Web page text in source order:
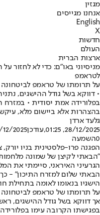
מגזין
אנחנו מגייסים
English
X
חדשות
העולם
ארצות הברית
מניסיוני באו"ם: כדי לא לחזור
לטראמפ
על תרומתו של טראמפ לביטחונה
• דווקא בשל גודל ההישגים,
בפלורידה אמת יסודית • במזרח
בהצהרות אלא ביישום מלא,
גלעד ארדן
28/12/2025, 01:25
,עודכן2025, 01:25
0השמעה
הפגנה פרו-פלסטינית בניו יורק,
"הבאתי לקיצן של שמונה
הבאתי שלום למזרח התיכון" -
הישגיו בנאומו לאומה בתחילת
על תרומתו של טראמפ לביטחונה
אך דווקא בשל גודל ההישגים,
בפגישתו הקרובה עימו